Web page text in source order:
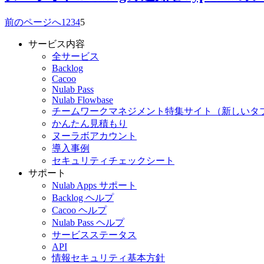
前のページへ1 2345
サービス内容
全サービス
Backlog
Cacoo
Nulab Pass
Nulab Flowbase
チームワークマネジメント特集サイト
（新しいタ
かんたん見積もり
ヌーラボアカウント
導入事例
セキュリティチェックシート
サポート
Nulab Apps サポート
Backlog ヘルプ
Cacoo ヘルプ
Nulab Pass ヘルプ
サービスステータス
API
情報セキュリティ基本方針